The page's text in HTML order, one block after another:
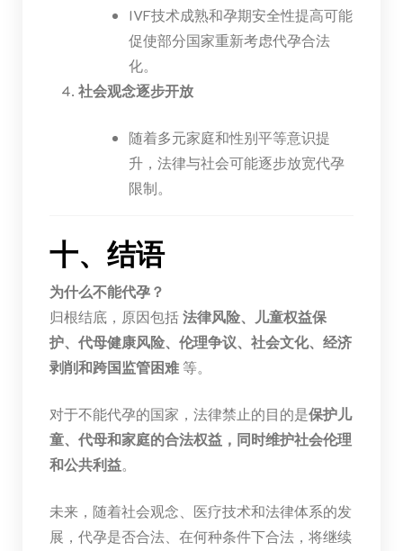
IVF技术成熟和孕期安全性提高可能
促使部分国家重新考虑代孕合法
化。
社会观念逐步开放
随着多元家庭和性别平等意识提
升，法律与社会可能逐步放宽代孕
限制。
十、结语
为什么不能代孕？
归根结底，原因包括法律风险、儿童权益保
护、代母健康风险、伦理争议、社会文化、经济
剥削和跨国监管困难等。
对于不能代孕的国家，法律禁止的目的是保护儿
童、代母和家庭的合法权益，同时维护社会伦理
和公共利益。
未来，随着社会观念、医疗技术和法律体系的发
展，代孕是否合法、在何种条件下合法，将继续